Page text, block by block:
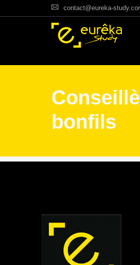
contact@eureka-
bonfils